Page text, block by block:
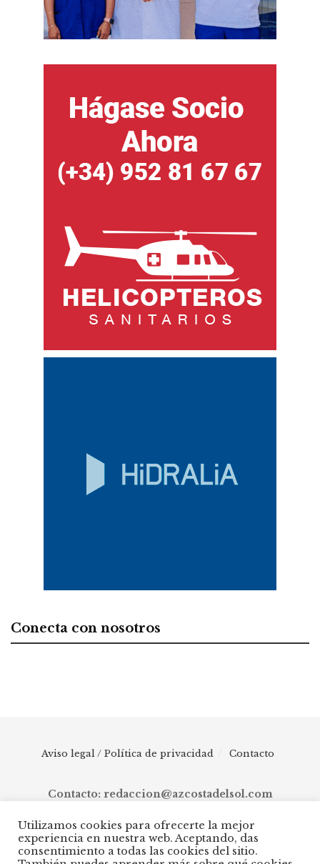
Conecta con nosotros
Aviso legal / Política de privacidad Contacto
Contacto: redaccion@azcostadelsol.com
© 2025 AZ Costa del Sol - Diario digital de Málaga capital hasta
Manilva, pasando por Torremolinos, Benalmádena, Fuengirola,
Utilizamos cookies para ofrecerte la mejor
experiencia en nuestra web. Aceptando, das
consentimiento a todas las cookies del sitio.